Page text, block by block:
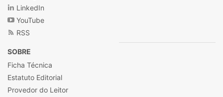
LinkedIn
YouTube
RSS
SOBRE
Ficha Técnica
Estatuto Editorial
Provedor do Leitor